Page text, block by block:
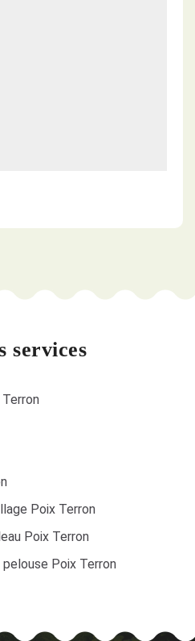
services
Poix Terron
Poix Terron
Poix Terron